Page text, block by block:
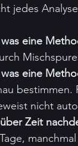
jedes
eine
eine
bestimmen.
nicht
Zeit